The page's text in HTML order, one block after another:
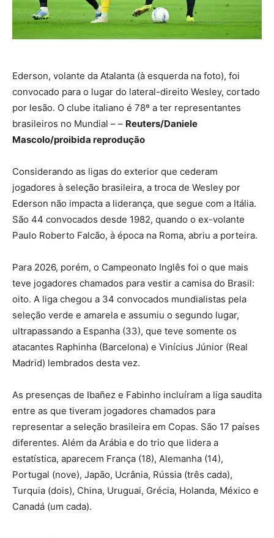
Ederson, volante da Atalanta (à esquerda na foto), foi
convocado para o lugar do lateral-direito Wesley, cortado
por lesão. O clube italiano é 78º a ter representantes
brasileiros no Mundial – – Reuters/Daniele
Mascolo/proibida reprodução
Considerando as ligas do exterior que cederam
jogadores à seleção brasileira, a troca de Wesley por
Ederson não impacta a liderança, que segue com a Itália.
São 44 convocados desde 1982, quando o ex-volante
Paulo Roberto Falcão, à época na Roma, abriu a porteira.
Para 2026, porém, o Campeonato Inglês foi o que mais
teve jogadores chamados para vestir a camisa do Brasil:
oito. A liga chegou a 34 convocados mundialistas pela
seleção verde e amarela e assumiu o segundo lugar,
ultrapassando a Espanha (33), que teve somente os
atacantes Raphinha (Barcelona) e Vinícius Júnior (Real
Madrid) lembrados desta vez.
As presenças de Ibañez e Fabinho incluíram a liga saudita
entre as que tiveram jogadores chamados para
representar a seleção brasileira em Copas. São 17 países
diferentes. Além da Arábia e do trio que lidera a
estatística, aparecem França (18), Alemanha (14),
Portugal (nove), Japão, Ucrânia, Rússia (três cada),
Turquia (dois), China, Uruguai, Grécia, Holanda, México e
Canadá (um cada).